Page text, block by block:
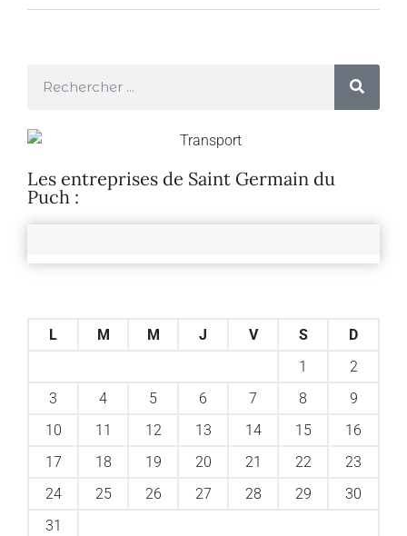
Les entreprises de Saint Germain du
Puch :
L M M J V S
D
1
2
3
4 5 6 7 8
9
10
11 12 13 14 15
16
17
18 19 20 21 22
23
24
25 26 27 28 29
30
31